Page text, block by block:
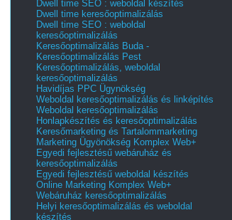
Dwell time SEO : weboldal készítés
Dwell time keresőoptimalizálás
Dwell time SEO : weboldal
keresőoptimalizálás
Keresőoptimalizálás Buda -
Keresőoptimalizálás Pest
Keresőoptimalizálás, weboldal
keresőoptimalizálás
Havidíjas PPC Ügynökség
Weboldal keresőoptimalizálás és linképítés
Weboldal keresőoptimalizálás
Honlapkészítés és keresőoptimalizálás
Keresőmarketing és Tartalommarketing
Marketing Ügyönökség Komplex Web+
Egyedi fejlesztésű webáruház és
keresőoptimalizálás
Egyedi fejlesztésű weboldal készítés
Online Marketing Komplex Web+
Webáruház keresőoptimalizálás
Helyi keresőoptimalizálás és weboldal
készítés